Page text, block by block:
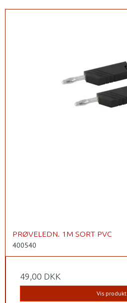
PRØVELEDN. 1M SORT PVC
400540
49,00 DKK
Vis produkt